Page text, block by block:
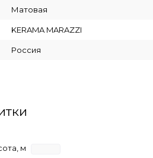
Матовая
KERAMA MARAZZI
Россия
м